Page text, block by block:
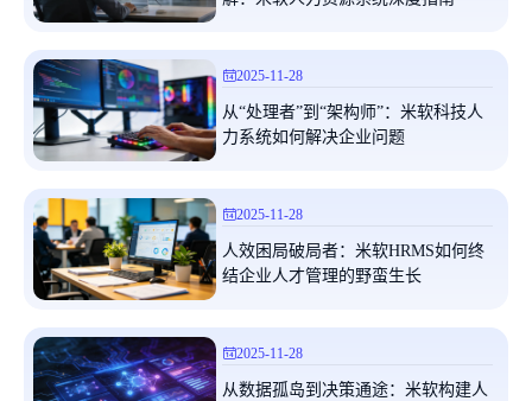
2025-11-28
从“处理者”到“架构师”：米软科技人
力系统如何解决企业问题
2025-11-28
人效困局破局者：米软HRMS如何终
结企业人才管理的野蛮生长
2025-11-28
从数据孤岛到决策通途：米软构建人
预约交流
请如实填写以下内容，以便米软及时联系您！
姓名*